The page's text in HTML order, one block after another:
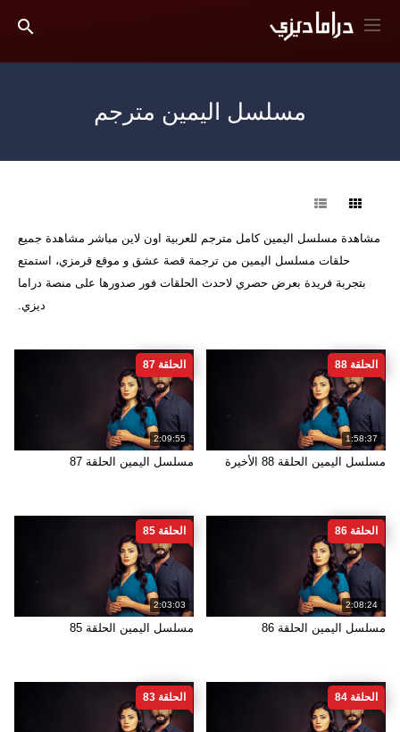
مسلسل اليمين مترجم
مشاهدة مسلسل اليمين كامل مترجم للعربية اون لاين مباشر مشاهدة جميع
حلقات مسلسل اليمين من ترجمة قصة عشق و موقع قرمزي، استمتع
بتجربة فريدة بعرض حصري لاحدث الحلقات فور صدورها على منصة دراما
ديزي.
1:58:37
الحلقة 88
مسلسل اليمين الحلقة 88 الأخيرة
2:09:55
الحلقة 87
مسلسل اليمين الحلقة 87
2:08:24
الحلقة 86
مسلسل اليمين الحلقة 86
2:03:03
الحلقة 85
مسلسل اليمين الحلقة 85
الحلقة 84 الحلقة 83